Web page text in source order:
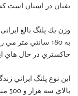
تفتان در استان است
به 180 سانتي
خاكستري در خال هاي
اين نوع پلنگ ايراني